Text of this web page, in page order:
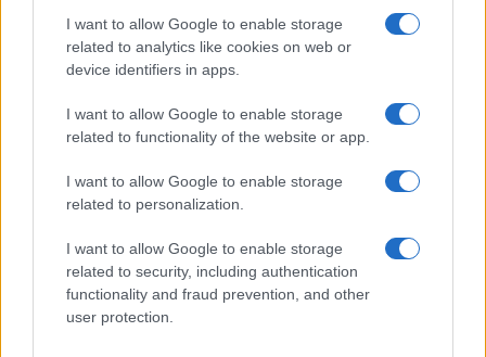
I want to allow Google to enable storage
related to analytics like cookies on web or
device identifiers in apps.
I want to allow Google to enable storage
related to functionality of the website or app.
I want to allow Google to enable storage
related to personalization.
I want to allow Google to enable storage
related to security, including authentication
functionality and fraud prevention, and other
user protection.
pista ucraina. Il quotidiano russoKommersant
citando sue fonti, scriveva la sera stessa che gli
finti, per apparire come terroristi islamici, mentre
la loro vera identità sarebbe stata quella dei
miliziani del Corpo Volontario Russo, sostenuto
dagli ucraini.
Quando le forze dell’ordine russe hanno arrestato
undici sospetti, fra cui probabilmente anche i
quattro esecutori dell’attacco, nascondere la loro